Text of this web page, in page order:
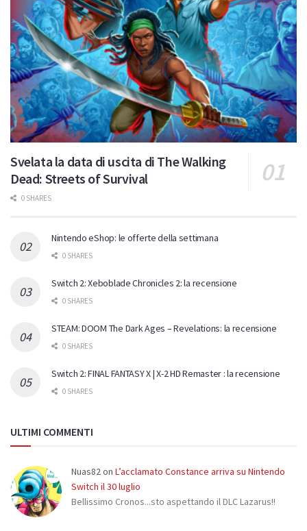
Svelata la data di uscita di The Walking
Dead: Streets of Survival
0 SHARES
Nintendo eShop: le offerte della settimana
0 SHARES
Switch 2: Xeboblade Chronicles 2: la recensione
0 SHARES
STEAM: DOOM The Dark Ages – Revelations: la recensione
0 SHARES
Switch 2: FINAL FANTASY X | X-2 HD Remaster : la recensione
0 SHARES
ULTIMI COMMENTI
Nuas82on L’acclamato Constance arriva su Nintendo
Switch il 30 luglio
Bellissimo Cronos...sto aspettando il DLC Lazarus!!